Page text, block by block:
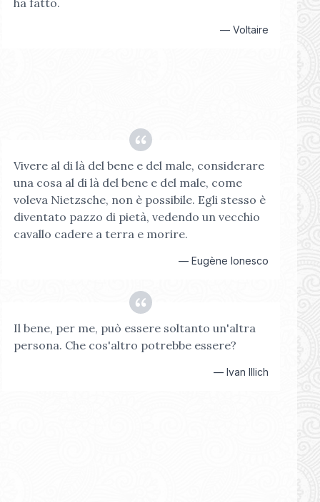
ha fatto.
— Voltaire
Vivere al di là del bene e del male, considerare
una cosa al di là del bene e del male, come
voleva Nietzsche, non è possibile. Egli stesso è
diventato pazzo di pietà, vedendo un vecchio
cavallo cadere a terra e morire.
— Eugène Ionesco
Il bene, per me, può essere soltanto un'altra
persona. Che cos'altro potrebbe essere?
— Ivan Illich